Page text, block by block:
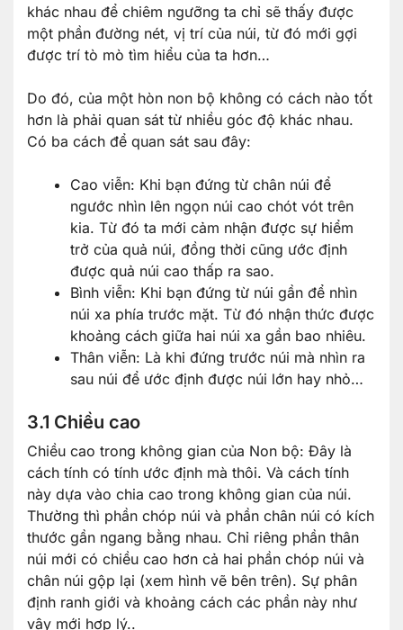
khác nhau để chiêm ngưỡng ta chỉ sẽ thấy được
một phần đường nét, vị trí của núi, từ đó mới gợi
được trí tò mò tìm hiểu của ta hơn…
Do đó, của một hòn non bộ không có cách nào tốt
hơn là phải quan sát từ nhiều góc độ khác nhau.
Có ba cách để quan sát sau đây:
Cao viễn: Khi bạn đứng từ chân núi để
ngước nhìn lên ngọn núi cao chót vót trên
kia. Từ đó ta mới cảm nhận được sự hiểm
trở của quả núi, đồng thời cũng ước định
được quả núi cao thấp ra sao.
Bình viễn: Khi bạn đứng từ núi gần để nhìn
núi xa phía trước mặt. Từ đó nhận thức được
khoảng cách giữa hai núi xa gần bao nhiêu.
Thân viễn: Là khi đứng trước núi mà nhìn ra
sau núi để ước định được núi lớn hay nhỏ…
3.1 Chiều cao
Chiều cao trong không gian của Non bộ: Đây là
cách tính có tính ước định mà thôi. Và cách tính
này dựa vào chia cao trong không gian của núi.
Thường thì phần chóp núi và phần chân núi có kích
thước gần ngang bằng nhau. Chỉ riêng phần thân
núi mới có chiều cao hơn cả hai phần chóp núi và
chân núi gộp lại (xem hình vẽ bên trên). Sự phân
định ranh giới và khoảng cách các phần này như
vậy mới hợp lý..